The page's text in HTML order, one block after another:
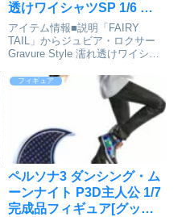
透けワイシャツSP 1/6 完
成品フィギュア[オルカト
イズ]が予約受付開始
アイテム情報■説明「FAIRY
TAIL」からジュビア・ロクサー
Gravure Style 濡れ透けワイシャ
製台座2：かがり縫い専用ファー
3：ディスプレイ用アクリル■サ
イズ全高約250mmFAIRY TA...
フィギュア
ペルソナ3 ダンシング・ム
ーンナイト P3D主人公 1/7
完成品フィギュア[グッド